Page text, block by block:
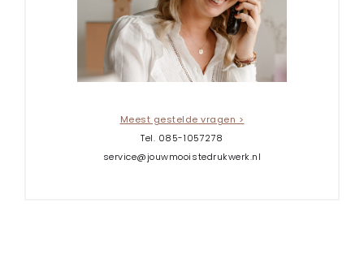
Meest gestelde vragen >
Tel. 085-1057278
service@jouwmooistedrukwerk.nl